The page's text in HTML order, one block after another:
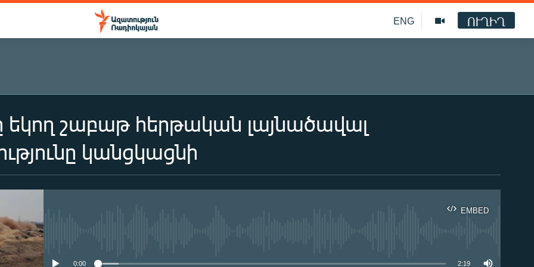
ENG ՈՒՂԻՂ
եկող շաբաթ հերթական լայնածավալ
կանցկացնի
EMBED
0:00 2:19